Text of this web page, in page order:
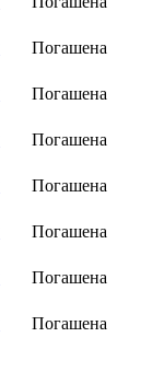
Погашена
Погашена
Погашена
Погашена
Погашена
Погашена
Погашена